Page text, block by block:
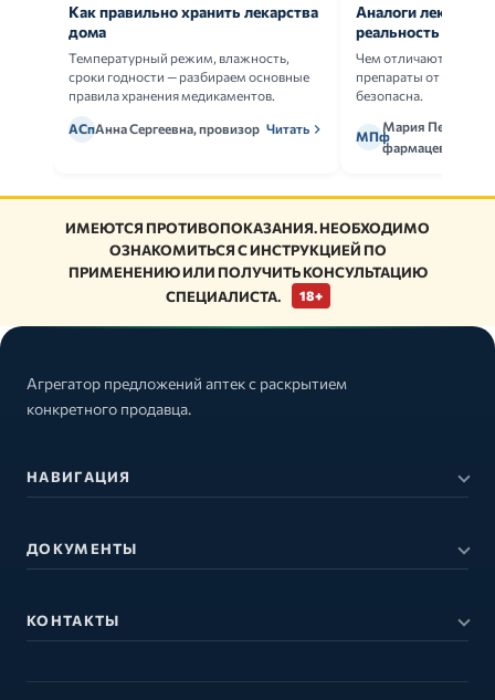
Как правильно хранить лекарства
дома
Температурный режим, влажность,
сроки годности — разбираем основные
правила хранения медикаментов.
АСпАнна Сергеевна, провизор Читать
Аналоги
реальность
Чем отличаются
препараты от
безопасна.
МПф
Мария Петрова,
фармацевт
ИМЕЮТСЯ ПРОТИВОПОКАЗАНИЯ. НЕОБХОДИМО
ОЗНАКОМИТЬСЯ С ИНСТРУКЦИЕЙ ПО
ПРИМЕНЕНИЮ ИЛИ ПОЛУЧИТЬ КОНСУЛЬТАЦИЮ
СПЕЦИАЛИСТА.
18+
Агрегатор предложений аптек с раскрытием
конкретного продавца.
НАВИГАЦИЯ
ДОКУМЕНТЫ
КОНТАКТЫ